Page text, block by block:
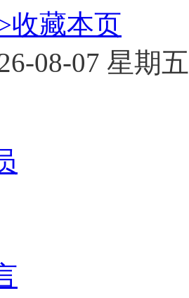
收藏本页
08-07 星期五